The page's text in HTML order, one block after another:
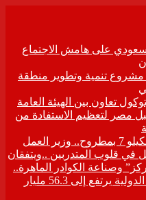
على هامش الاجتماع
مشروع تنمية وتطوير منطقة
تعاون بين الهيئة العامة
مصر لتعظيم الاستفادة من
من قلب مركز تدريب مهني الكيلو 7 بمطروح.. وزير العمل
قلوب المتدربين ..ويتفقان
وصناعة الكوادر الماهرة..
المركزي: صافي الاحتياطيات الدولية يرتفع إلى 56.3 مليار